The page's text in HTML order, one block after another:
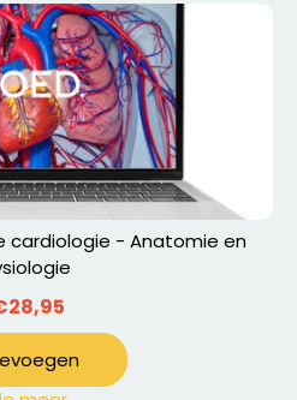
cardiologie - Anatomie en